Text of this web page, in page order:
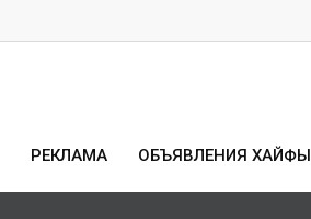
РЕКЛАМА ОБЪЯВЛЕНИЯ ХАЙФЫ